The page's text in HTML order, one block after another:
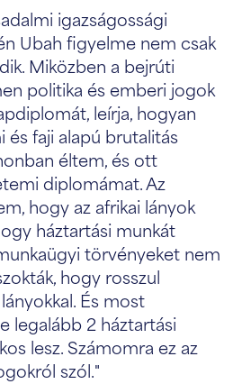
igazságossági
Ubah figyelme nem csak
Miközben a bejrúti
politika és emberi jogok
leírja, hogyan
és faji alapú brutalitás
éltem, és ott
diplomámat. Az
hogy az afrikai lányok
háztartási munkát
törvényeket nem
hogy rosszul
És most
legalább 2 háztartási
lesz. Számomra ez az
szól."